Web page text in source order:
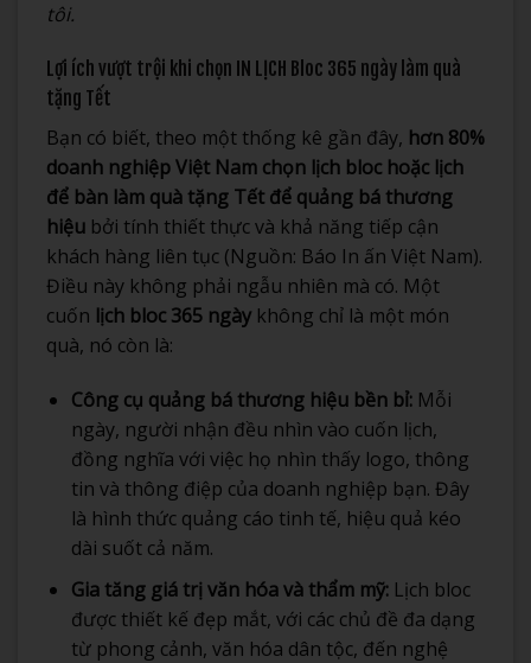
tôi.
Lợi ích vượt trội khi chọn IN LỊCH Bloc 365 ngày làm quà
tặng Tết
Bạn có biết, theo một thống kê gần đây, hơn 80%
doanh nghiệp Việt Nam chọn lịch bloc hoặc lịch
để bàn làm quà tặng Tết để quảng bá thương
hiệu bởi tính thiết thực và khả năng tiếp cận
khách hàng liên tục (Nguồn: Báo In ấn Việt Nam).
Điều này không phải ngẫu nhiên mà có. Một
cuốn lịch bloc 365 ngày không chỉ là một món
quà, nó còn là:
Công cụ quảng bá thương hiệu bền bỉ:Mỗi
ngày, người nhận đều nhìn vào cuốn lịch,
đồng nghĩa với việc họ nhìn thấy logo, thông
tin và thông điệp của doanh nghiệp bạn. Đây
là hình thức quảng cáo tinh tế, hiệu quả kéo
dài suốt cả năm.
Gia tăng giá trị văn hóa và thẩm mỹ:Lịch bloc
được thiết kế đẹp mắt, với các chủ đề đa dạng
từ phong cảnh, văn hóa dân tộc, đến nghệ